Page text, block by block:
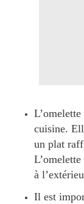
cuisine.
un plat
à
Il est